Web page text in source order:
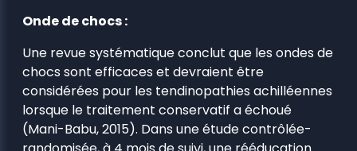
Onde de chocs :
Une revue systématique conclut que les ondes de
chocs sont efficaces et devraient être
considérées pour les tendinopathies achilléennes
lorsque le traitement conservatif a échoué
(Mani-Babu, 2015). Dans une étude contrôlée-